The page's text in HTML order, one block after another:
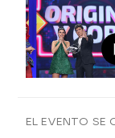
EL EVENTO SE